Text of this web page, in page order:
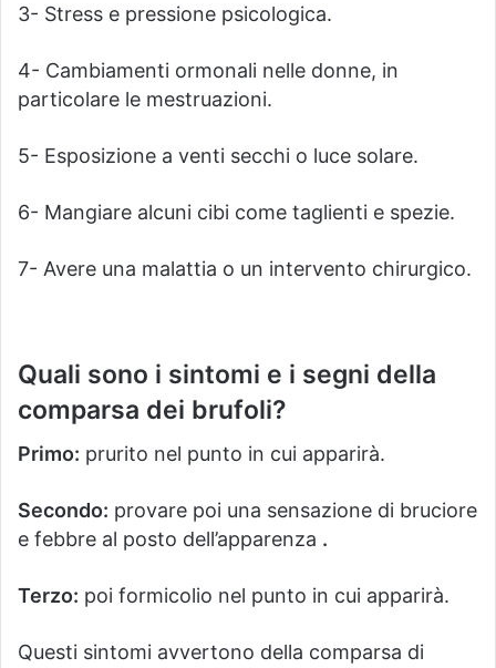
3- Stress e pressione psicologica.
4- Cambiamenti ormonali nelle donne, in
particolare le mestruazioni.
5- Esposizione a venti secchi o luce solare.
6- Mangiare alcuni cibi come taglienti e spezie.
7- Avere una malattia o un intervento chirurgico.
Quali sono i sintomi e i segni della
comparsa dei brufoli?
Primo: prurito nel punto in cui apparirà.
Secondo: provare poi una sensazione di bruciore
e febbre al posto dell’apparenza .
Terzo: poi formicolio nel punto in cui apparirà.
Questi sintomi avvertono della comparsa di